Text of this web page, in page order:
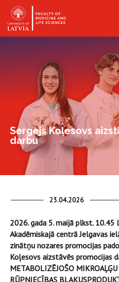
Sergejs Koļesovs
darbu
23.04.2026
2026. gada 5. maijā plkst.
Akadēmiskajā centrā Jelgavas
zinātņu nozares promocijas
Koļesovs aizstāvēs promocijas
METABOLIZĒJOŠO
RŪPNIECĪBAS